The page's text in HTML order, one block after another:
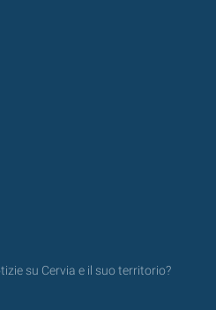
su Cervia e il suo territorio?